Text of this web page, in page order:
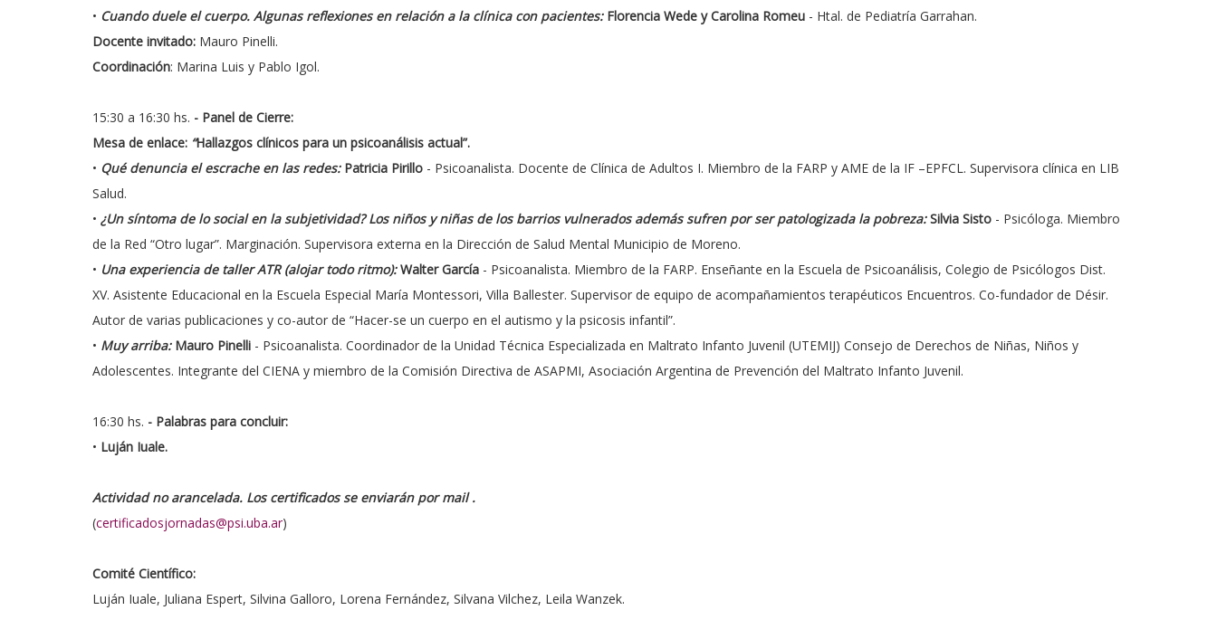
• Cuando duele el cuerpo. Algunas reflexiones en relación a la clínica con pacientes:Florencia Wede y Carolina Romeu - Htal. de Pediatría Garrahan.
Docente invitado: Mauro Pinelli.
Coordinación: Marina Luis y Pablo Igol.
15:30 a 16:30 hs. - Panel de Cierre:
Mesa de enlace: “Hallazgos clínicos para un psicoanálisis actual”.
• Qué denuncia el escrache en las redes: Patricia Pirillo - Psicoanalista. Docente de Clínica de Adultos I. Miembro de la FARP y AME de la IF –EPFCL. Supervisora clínica en LIB
Salud.
• ¿Un síntoma de lo social en la subjetividad? Los niños y niñas de los barrios vulnerados además sufren por ser patologizada la pobreza:Silvia Sisto - Psicóloga. Miembro
de la Red “Otro lugar”. Marginación. Supervisora externa en la Dirección de Salud Mental Municipio de Moreno.
• Una experiencia de taller ATR (alojar todo ritmo):Walter García - Psicoanalista. Miembro de la FARP. Enseñante en la Escuela de Psicoanálisis, Colegio de Psicólogos Dist.
XV. Asistente Educacional en la Escuela Especial María Montessori, Villa Ballester. Supervisor de equipo de acompañamientos terapéuticos Encuentros. Co-fundador de Désir.
Autor de varias publicaciones y co-autor de “Hacer-se un cuerpo en el autismo y la psicosis infantil”.
• Muy arriba:Mauro Pinelli - Psicoanalista. Coordinador de la Unidad Técnica Especializada en Maltrato Infanto Juvenil (UTEMIJ) Consejo de Derechos de Niñas, Niños y
Adolescentes. Integrante del CIENA y miembro de la Comisión Directiva de ASAPMI, Asociación Argentina de Prevención del Maltrato Infanto Juvenil.
16:30 hs. - Palabras para concluir:
• Luján Iuale.
Actividad no arancelada. Los certificados se enviarán por mail.
(certificadosjornadas@psi.uba.ar)
Comité Científico:
Luján Iuale, Juliana Espert, Silvina Galloro, Lorena Fernández, Silvana Vilchez, Leila Wanzek.